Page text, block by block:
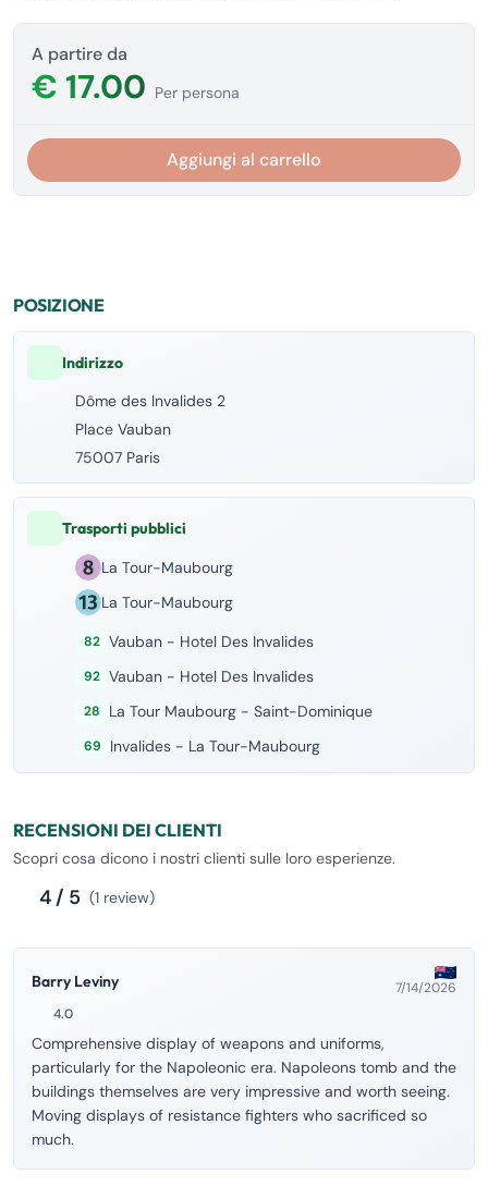
A partire da
€ 17.00 Per persona
Aggiungi al carrello
POSIZIONE
Indirizzo
Dôme des Invalides 2
Place Vauban
75007 Paris
Trasporti pubblici
La Tour-Maubourg
La Tour-Maubourg
82 Vauban - Hotel Des Invalides
92 Vauban - Hotel Des Invalides
28 La Tour Maubourg - Saint-Dominique
69 Invalides - La Tour-Maubourg
RECENSIONI DEI CLIENTI
Scopri cosa dicono i nostri clienti sulle loro esperienze.
4 / 5 (1 review)
Barry Leviny
7/14/2026
4.0
Comprehensive display of weapons and uniforms,
particularly for the Napoleonic era. Napoleons tomb and the
buildings themselves are very impressive and worth seeing.
Moving displays of resistance fighters who sacrificed so
much.